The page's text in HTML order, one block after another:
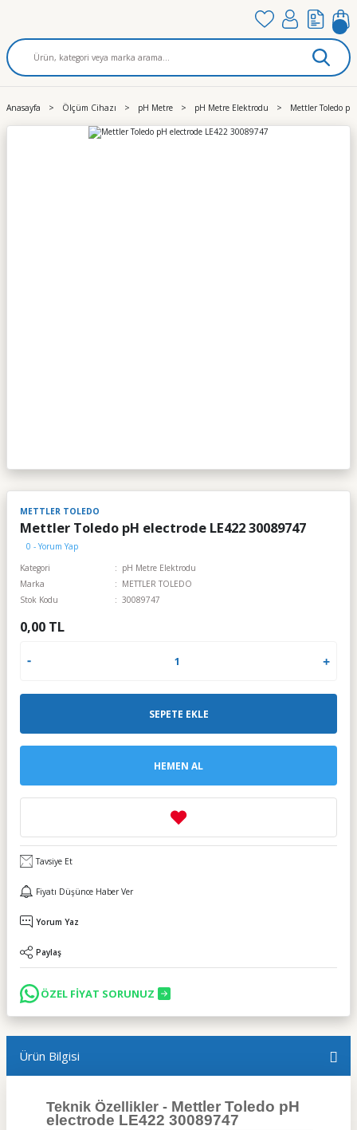
Anasayfa Ölçüm Cihazı pH Metre pH Metre Elektrodu Mettler Toledo
METTLER TOLEDO
Mettler Toledo pH electrode LE422 30089747
0 - Yorum Yap
Kategori
pH Metre Elektrodu
Marka
METTLER TOLEDO
Stok Kodu
30089747
0,00 TL
SEPETE EKLE
HEMEN AL
Tavsiye Et
Fiyatı Düşünce Haber Ver
Yorum Yaz
Paylaş
ÖZEL FİYAT SORUNUZ
Ürün Bilgisi
Teknik Özellikler - Mettler Toledo pH
electrode LE422 30089747